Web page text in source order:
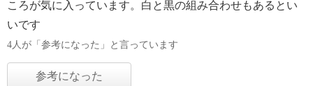
ころが気に入っています。白と黒の組み合わせもあるとい
いです
4人が「参考になった」と言っています
参考になった